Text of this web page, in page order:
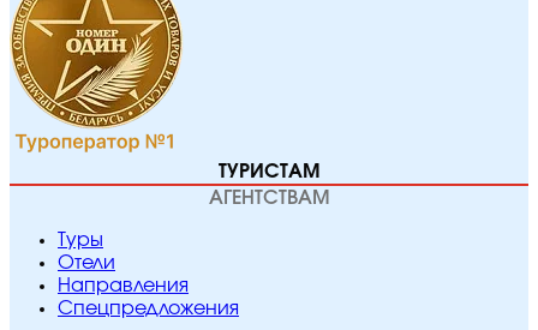
ТУРИСТАМ
АГЕНТСТВАМ
Туры
Отели
Направления
Спецпредложения